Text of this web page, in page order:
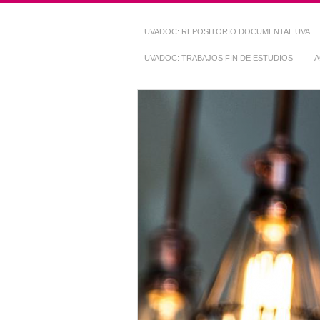
UVADOC: REPOSITORIO DOCUMENTAL UVA
UVADOC: TRABAJOS FIN DE ESTUDIOS
Repositorio
~ UVaDOC